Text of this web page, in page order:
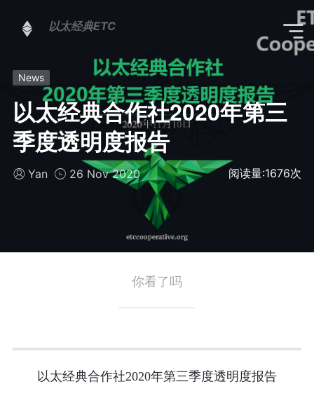
以太经典ETC
News
以太经典合作社2020年第三
季度透明度报告
Yan 26 Nov 2020 阅读量:1676次
你看了吗
以太经典合作社2020年第三季度透明度报告